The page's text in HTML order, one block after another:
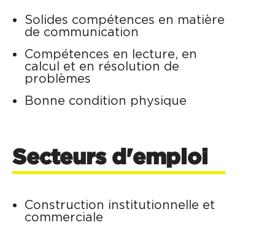
Solides compétences en matière
de communication
Compétences en lecture, en
calcul et en résolution de
problèmes
Bonne condition physique
Secteurs d'emploi
Construction institutionnelle et
commerciale